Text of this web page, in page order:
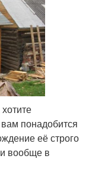
понадобится
её строго
вообще в